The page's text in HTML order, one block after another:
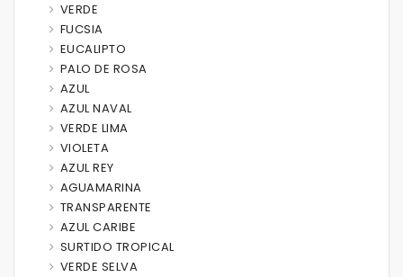
VERDE
FUCSIA
EUCALIPTO
PALO DE ROSA
AZUL
AZUL NAVAL
VERDE LIMA
VIOLETA
AZUL REY
AGUAMARINA
TRANSPARENTE
AZUL CARIBE
SURTIDO TROPICAL
VERDE SELVA